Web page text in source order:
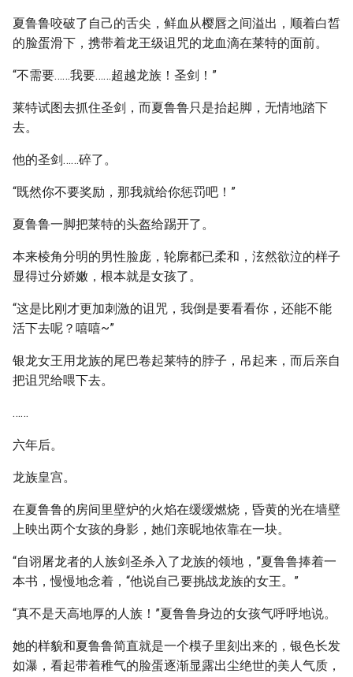
夏鲁鲁咬破了自己的舌尖，鲜血从樱唇之间溢出，顺着白皙
的脸蛋滑下，携带着龙王级诅咒的龙血滴在莱特的面前。
“不需要……我要……超越龙族！圣剑！”
莱特试图去抓住圣剑，而夏鲁鲁只是抬起脚，无情地踏下
去。
他的圣剑……碎了。
“既然你不要奖励，那我就给你惩罚吧！”
夏鲁鲁一脚把莱特的头盔给踢开了。
本来棱角分明的男性脸庞，轮廓都已柔和，泫然欲泣的样子
显得过分娇嫩，根本就是女孩了。
“这是比刚才更加刺激的诅咒，我倒是要看看你，还能不能
活下去呢？嘻嘻~”
银龙女王用龙族的尾巴卷起莱特的脖子，吊起来，而后亲自
把诅咒给喂下去。
……
六年后。
龙族皇宫。
在夏鲁鲁的房间里壁炉的火焰在缓缓燃烧，昏黄的光在墙壁
上映出两个女孩的身影，她们亲昵地依靠在一块。
“自诩屠龙者的人族剑圣杀入了龙族的领地，”夏鲁鲁捧着一
本书，慢慢地念着，“他说自己要挑战龙族的女王。”
“真不是天高地厚的人族！”夏鲁鲁身边的女孩气呼呼地说。
她的样貌和夏鲁鲁简直就是一个模子里刻出来的，银色长发
如瀑，看起带着稚气的脸蛋逐渐显露出尘绝世的美人气质，